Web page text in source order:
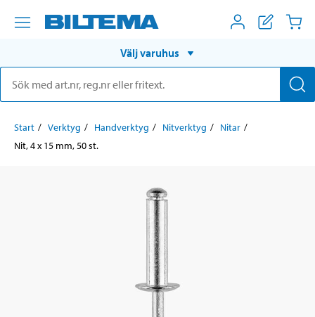
Välj varuhus
Start Verktyg Handverktyg Nitverktyg
Nitar
Nit, 4 x 15 mm, 50 st.